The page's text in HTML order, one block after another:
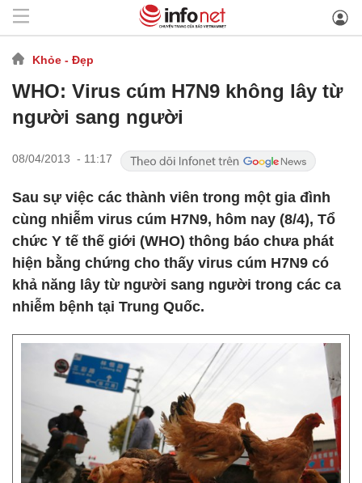
Khỏe - Đẹp
WHO: Virus cúm H7N9 không lây từ
người sang người
08/04/2013 - 11:17
Sau sự việc các thành viên trong một gia đình
cùng nhiễm virus cúm H7N9, hôm nay (8/4), Tổ
chức Y tế thế giới (WHO) thông báo chưa phát
hiện bằng chứng cho thấy virus cúm H7N9 có
khả năng lây từ người sang người trong các ca
nhiễm bệnh tại Trung Quốc.